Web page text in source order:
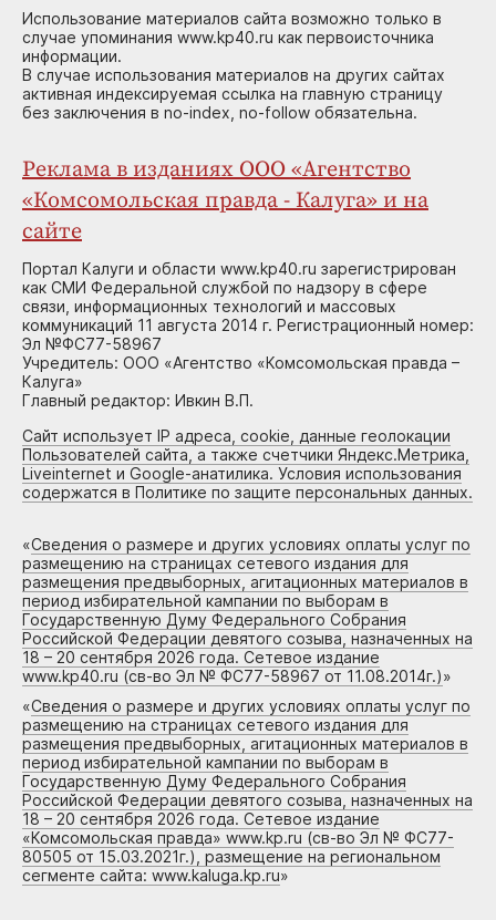
Использование материалов сайта возможно только в
случае упоминания www.kp40.ru как первоисточника
информации.
В случае использования материалов на других сайтах
активная индексируемая ссылка на главную страницу
без заключения в no-index, no-follow обязательна.
Реклама в изданиях ООО «Агентство
«Комсомольская правда - Калуга» и на
сайте
Портал Калуги и области www.kp40.ru зарегистрирован
как СМИ Федеральной службой по надзору в сфере
связи, информационных технологий и массовых
коммуникаций 11 августа 2014 г. Регистрационный номер:
Эл №ФС77-58967
Учредитель: ООО «Агентство «Комсомольская правда –
Калуга»
Главный редактор: Ивкин В.П.
Сайт использует IP адреса, cookie, данные геолокации
Пользователей сайта, а также счетчики Яндекс.Метрика,
Liveinternet и Google-анатилика. Условия использования
содержатся в Политике по защите персональных данных.
«Сведения о размере и других условиях оплаты услуг по
размещению на страницах сетевого издания для
размещения предвыборных, агитационных материалов в
период избирательной кампании по выборам в
Государственную Думу Федерального Собрания
Российской Федерации девятого созыва, назначенных на
18 – 20 сентября 2026 года. Сетевое издание
www.kp40.ru (св-во Эл № ФС77-58967 от 11.08.2014г.)»
«Сведения о размере и других условиях оплаты услуг по
размещению на страницах сетевого издания для
размещения предвыборных, агитационных материалов в
период избирательной кампании по выборам в
Государственную Думу Федерального Собрания
Российской Федерации девятого созыва, назначенных на
18 – 20 сентября 2026 года. Сетевое издание
«Комсомольская правда» www.kp.ru (св-во Эл № ФС77-
80505 от 15.03.2021г.), размещение на региональном
сегменте сайта: www.kaluga.kp.ru»